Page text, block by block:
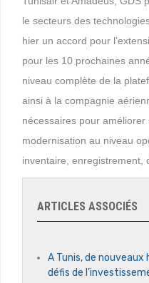
le secteurs des
hier un accord pour
pour les 10 prochaines
niveau complète de la
ainsi à la compagnie
nécessaires pour
modernisation au niveau
inventaire, enregistrement,
ARTICLES ASSOCIÉS
A Tunis, de
défis de